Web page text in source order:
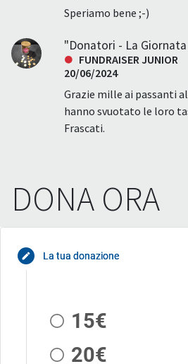
Speriamo bene ;-)
"Donatori - La
FUNDRAISER JUNIOR
20/06/2024
Grazie mille ai passanti
hanno svuotato le loro
Frascati.
DONA ORA